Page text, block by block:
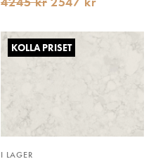
KOLLA PRISET
I LAGER